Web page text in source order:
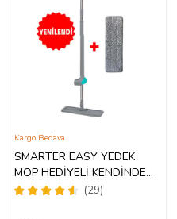
SMARTER EASY YEDEK
MOP HEDİYELİ KENDİNDEN
SIKMALI TABLET MOP
(29)
Kargo Bedava